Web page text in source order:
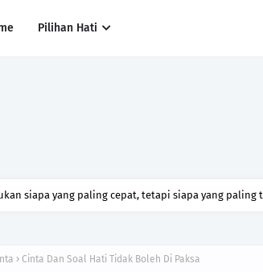
Pilihan Hati
siapa yang paling cepat, tetapi siapa yang paling
Cinta Dan Soal Hati Tidak Boleh Di Paksa